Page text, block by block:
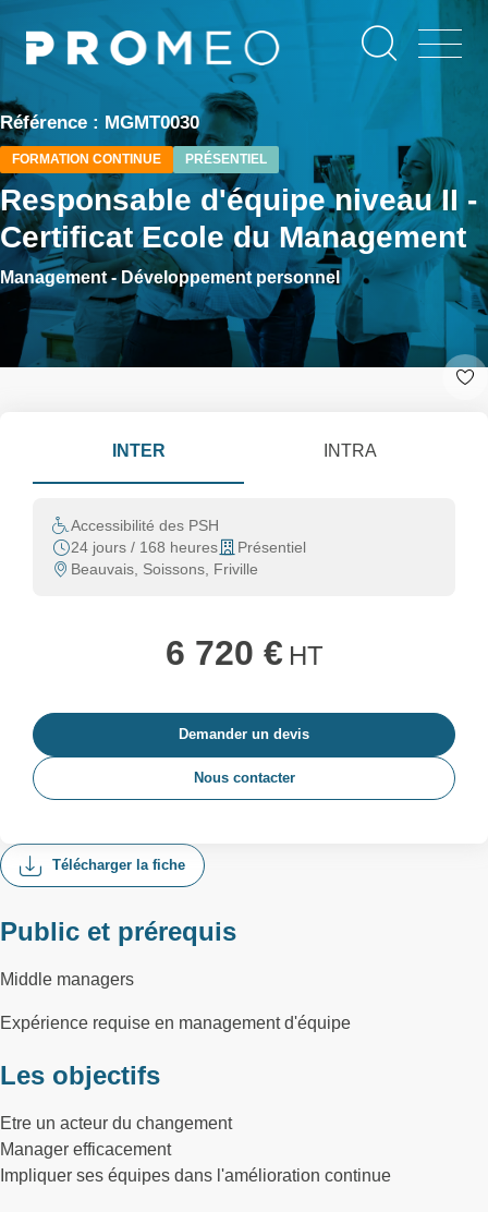
contenu
Référence : MGMT0030
FORMATION CONTINUE PRÉSENTIEL
Responsable d'équipe niveau II -
Certificat Ecole du Management
Management - Développement personnel
Télécharger la fiche
Public et prérequis
Middle managers
Expérience requise en management d'équipe
Les objectifs
Etre un acteur du changement
Manager efficacement
Impliquer ses équipes dans l'amélioration continue
INTER INTRA
Accessibilité des PSH
24 jours / 168 heures
Présentiel
Beauvais, Soissons, Friville
6 720 € HT
Demander un devis
Nous contacter
Panneau de gestion des cookies